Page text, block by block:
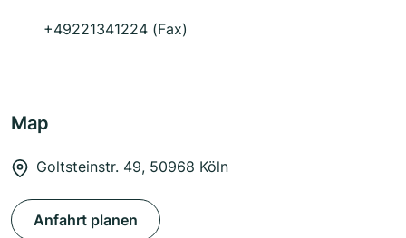
+49221341224 (Fax)
Map
Goltsteinstr. 49, 50968 Köln
Anfahrt planen